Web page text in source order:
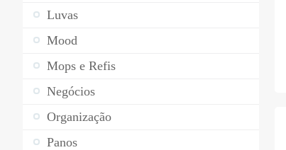
Luvas
Mood
Mops e Refis
Negócios
Organização
Panos